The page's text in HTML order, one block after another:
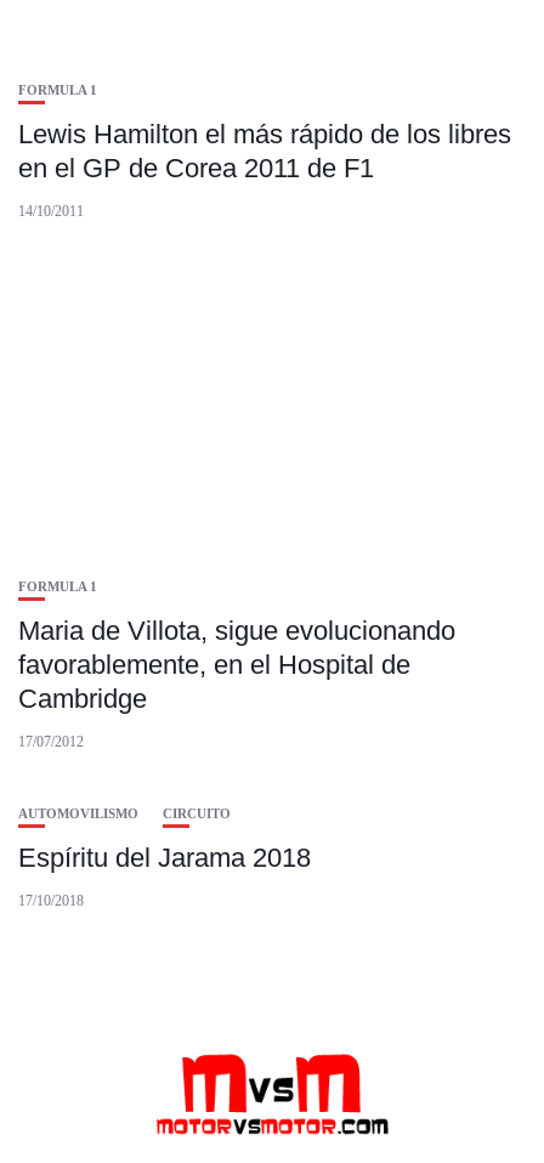
FORMULA 1
Lewis Hamilton el más rápido de los libres
en el GP de Corea 2011 de F1
14/10/2011
FORMULA 1
Maria de Villota, sigue evolucionando
favorablemente, en el Hospital de
Cambridge
17/07/2012
AUTOMOVILISMO CIRCUITO
Espíritu del Jarama 2018
17/10/2018